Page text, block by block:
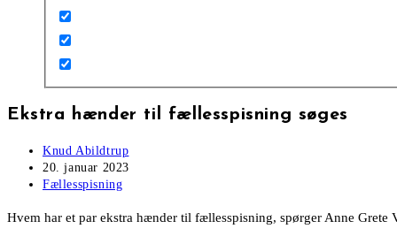
Ekstra hænder til fællesspisning søges
Post
author:
Knud Abildtrup
Post
published:
20. januar 2023
Post
Fællesspisning
Hvem har et par ekstra hænder til fællesspisning, spørger Anne Grete